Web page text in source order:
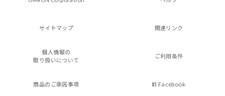
サイトマップ 関連リンク
個人情報の
取り扱いについて
ご利用条件
商品のご承諾事項 Facebook